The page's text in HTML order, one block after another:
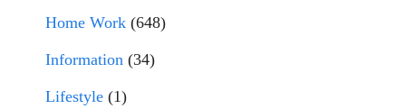
Home Work (648)
Information (34)
Lifestyle (1)